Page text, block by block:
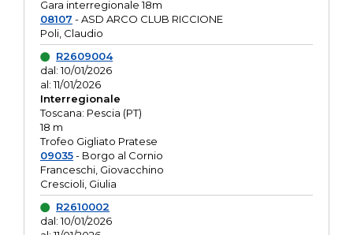
Gara interregionale 18m
08107 - ASD ARCO CLUB RICCIONE
Poli, Claudio
R2609004
dal: 10/01/2026
al: 11/01/2026
Interregionale
Toscana: Pescia (PT)
18 m
Trofeo Gigliato Pratese
09035- Borgo al Cornio
Franceschi, Giovacchino
Crescioli, Giulia
R2610002
dal: 10/01/2026